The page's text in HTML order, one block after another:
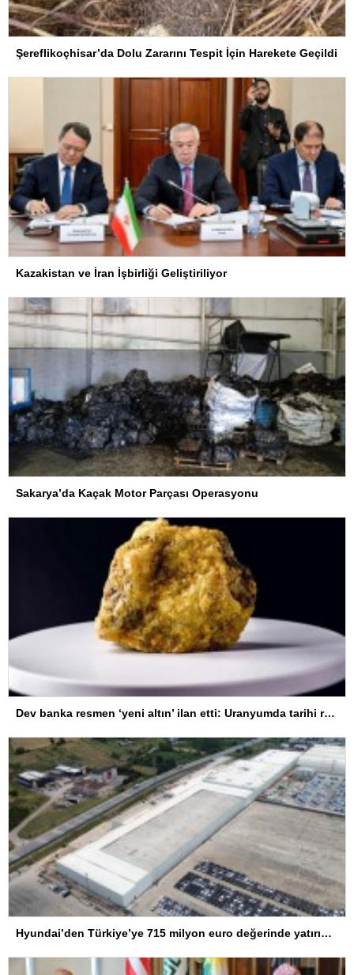
Şereflikoçhisar’da Dolu Zararını Tespit İçin Harekete Geçildi
Kazakistan ve İran İşbirliği Geliştiriliyor
Sakarya’da Kaçak Motor Parçası Operasyonu
Dev banka resmen ‘yeni altın’ ilan etti: Uranyumda tarihi rekorlara çok az kaldı
Hyundai’den Türkiye’ye 715 milyon euro değerinde yatırım hamlesi